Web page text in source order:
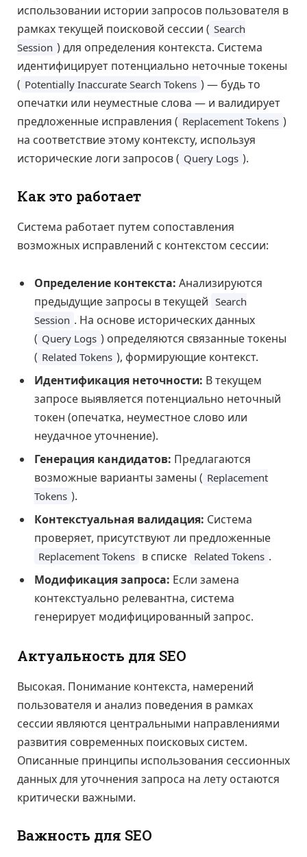
использовании истории запросов пользователя в
рамках текущей поисковой сессии ( Search
Session ) для определения контекста. Система
идентифицирует потенциально неточные токены
( Potentially Inaccurate Search Tokens ) — будь то
опечатки или неуместные слова — и валидирует
предложенные исправления ( Replacement Tokens )
на соответствие этому контексту, используя
исторические логи запросов ( Query Logs ).
Как это работает
Система работает путем сопоставления
возможных исправлений с контекстом сессии:
Определение контекста: Анализируются
предыдущие запросы в текущей Search
Session . На основе исторических данных
( Query Logs ) определяются связанные токены
( Related Tokens ), формирующие контекст.
Идентификация неточности: В текущем
запросе выявляется потенциально неточный
токен (опечатка, неуместное слово или
неудачное уточнение).
Генерация кандидатов: Предлагаются
возможные варианты замены ( Replacement
Tokens ).
Контекстуальная валидация: Система
проверяет, присутствуют ли предложенные
Replacement Tokens в списке Related Tokens .
Модификация запроса: Если замена
контекстуально релевантна, система
генерирует модифицированный запрос.
Актуальность для SEO
Высокая. Понимание контекста, намерений
пользователя и анализ поведения в рамках
сессии являются центральными направлениями
развития современных поисковых систем.
Описанные принципы использования сессионных
данных для уточнения запроса на лету остаются
критически важными.
Важность для SEO